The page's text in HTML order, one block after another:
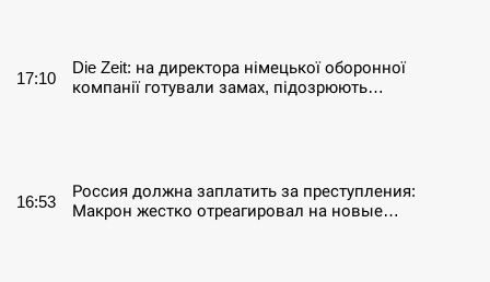
17:10
Die Zeit: на директора німецької оборонної
компанії готували замах, підозрюють…
16:53
Россия должна заплатить за преступления:
Макрон жестко отреагировал на новые…